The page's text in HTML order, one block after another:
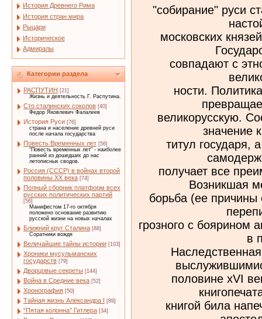
История Древнего Рима
История стран мира
Рыцари
Историческое
Адмиралы
Категории раздела
РАСПУТИН [21]
Жизнь и деятельность Г. Распутина.
Сто сталинских соколов [40]
Федор Яковлевич Фалалеев
История Руси [76]
страна и население древней руси
после начала государства
Повесть Временных лет [56]
"Повесть временных лет" - наиболее
ранний из дошедших до нас
летописных сводов.
Россия (СССР) в войнах второй
половины XX века [74]
Полный сборник платформ всех
русских политических партий
[56]
Манифестом 17-го октября
положено основание развитию
русской жизни на новых началах
Ближний круг Сталина [88]
Соратники вождя
Величайшие тайны истории [103]
Хроники мусульманских
государств [79]
Дворцовые секреты [144]
Война в Средние века [52]
Хронография [50]
Тайная жизнь Александра I [89]
“Пятая колонна” Гитлера [34]
"собирание" руси
московских
совпадают с
ности.
великорусскую.
значение
титул государя,
получает все
Возникшая
борьба (ее причины
грозного с боярином
в
половине хVI
книгой била